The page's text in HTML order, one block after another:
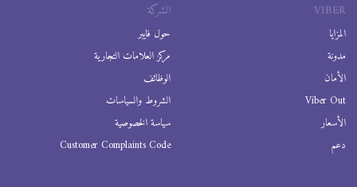
VIBER
المزايا
مدونة
الأمان
Viber Out
الأسعار
دعم
الشركة
حول فايبر
مركز العلامات التجارية
الوظائف
الشروط والسياسات
سياسة الخصوصية
Customer Complaints Code